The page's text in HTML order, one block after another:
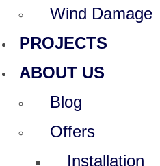
Wind Damage
PROJECTS
ABOUT US
Blog
Offers
Installation